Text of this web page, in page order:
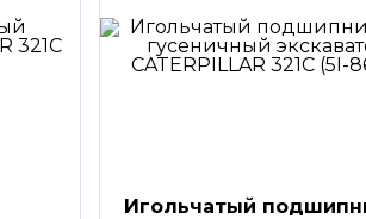
Игольчатый